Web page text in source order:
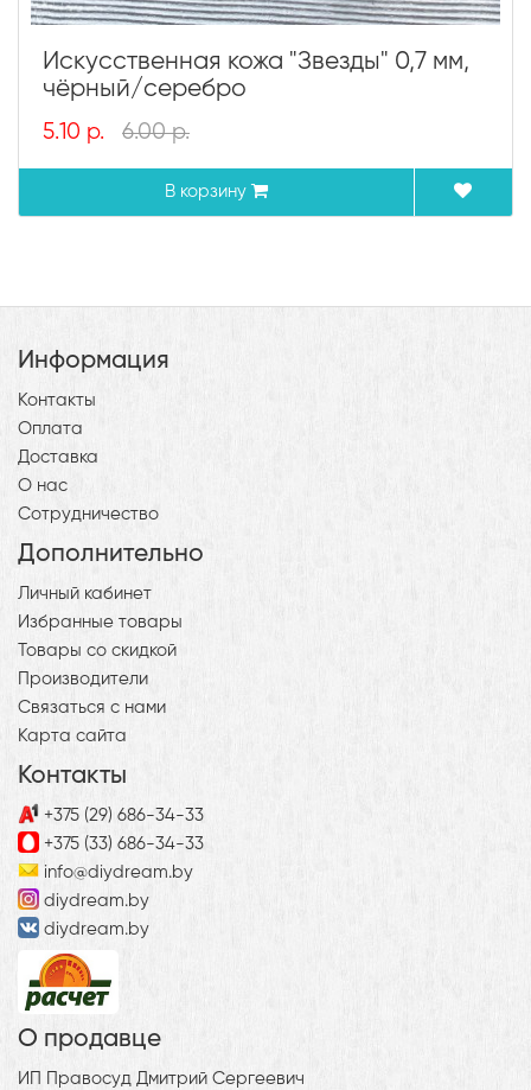
Искусственная кожа "Звезды" 0,7 мм,
чёрный/серебро
5.10 р. 6.00 р.
В корзину
Информация
Контакты
Оплата
Доставка
О нас
Сотрудничество
Дополнительно
Личный кабинет
Избранные товары
Товары со скидкой
Производители
Связаться с нами
Карта сайта
Контакты
+375 (29) 686-34-33
+375 (33) 686-34-33
info@diydream.by
diydream.by
diydream.by
О продавце
ИП Правосуд Дмитрий Сергеевич